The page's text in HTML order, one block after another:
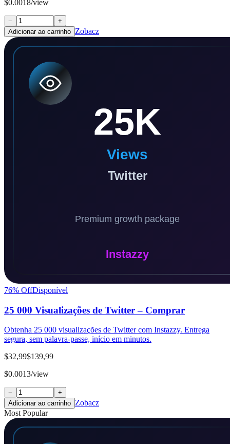
$0.0018/view
−
+
Adicionar ao carrinho Zobacz
76% OffDisponível
25 000 Visualizações de Twitter – Comprar
Obtenha 25 000 visualizações de Twitter com Instazzy. Entrega
segura, sem palavra-passe, início em minutos.
$32,99$139,99
$0.0013/view
−
+
Adicionar ao carrinho Zobacz
Most Popular